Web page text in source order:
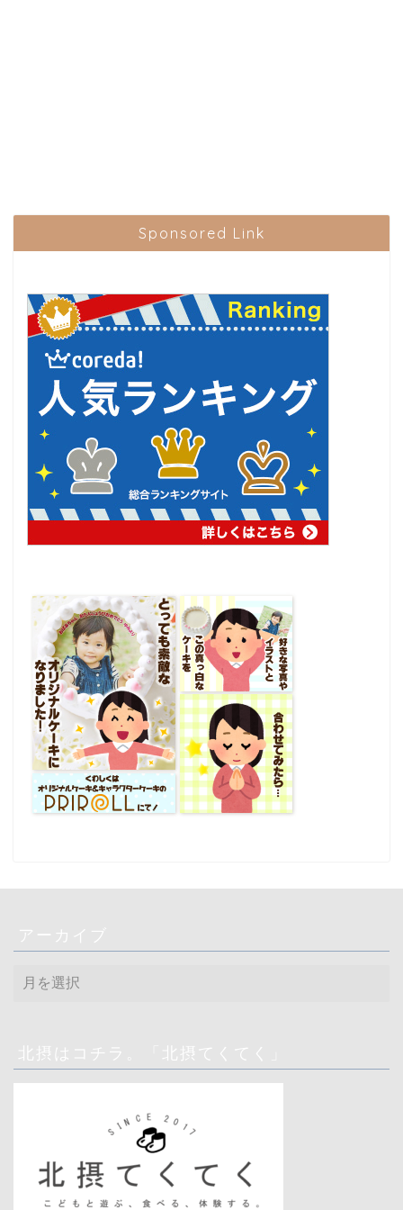
Sponsored Link
アーカイブ
ー
ブ北摂はコチラ。「北摂てくてく」